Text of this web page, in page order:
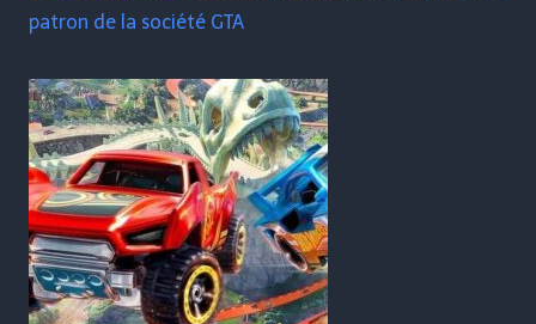
patron de la société GTA